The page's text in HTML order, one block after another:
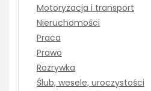
Motoryzacja i transport
Nieruchomości
Praca
Prawo
Rozrywka
Ślub, wesele, uroczystości